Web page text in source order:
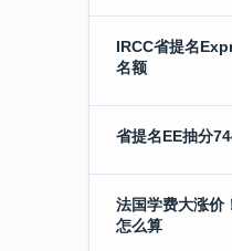
IRCC省提名
名额
省提名EE抽分
法国学费大涨价
怎么算